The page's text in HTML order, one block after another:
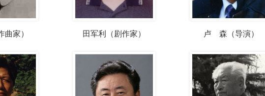
家） 田军利（剧作家） 卢 森（导演）